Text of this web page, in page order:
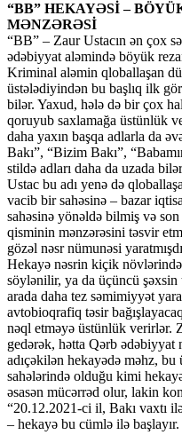
“BB” HEKAYƏSİ –
MƏNZƏRƏSİ
“BB” – Zaur Ustacın ən çox
ədəbiyyat aləmində böyük
Kriminal aləmin qloballaşan
üstələdiyindən bu başlıq ilk
bilər. Yaxud, hələ də bir çox
qoruyub saxlamağa üstünlük
daha yaxın başqa adlarla da
Bakı”, “Bizim Bakı”,
stildə adları daha da uzada
Ustac bu adı yenə də
vacib bir sahəsinə – bazar
sahəsinə yönəldə bilmiş və
qisminin mənzərəsini təsvir
gözəl nəsr nümunəsi
Hekayə nəsrin kiçik
söylənilir, ya da üçüncü şəxsin
arada daha tez səmimiyyət
avtobioqrafiq təsir
nəql etməyə üstünlük verirlər.
gedərək, hətta Qərb ədəbiyyat
adıçəkilən hekayədə məhz,
sahələrində olduğu kimi
əsasən mücərrəd olur, lakin
“20.12.2021-ci il, Bakı vaxtı
– hekayə bu cümlə ilə